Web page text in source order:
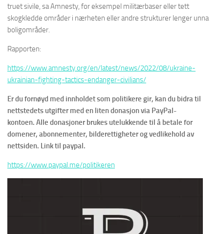
truet sivile, sa Amnesty, for eksempel militærbaser eller tett
skogkledde områder i nærheten eller andre strukturer lenger unna
boligområder.
Rapporten:
https://www.amnesty.org/en/latest/news/2022/08/ukraine-
ukrainian-fighting-tactics-endanger-civilians/
Er du fornøyd med innholdet som politikere gir, kan du bidra til
nettstedets utgifter med en liten donasjon via PayPal-
kontoen. Alle donasjoner brukes utelukkende til å betale for
domener, abonnementer, bilderettigheter og vedlikehold av
nettsiden. Link til paypal.
https://www.paypal.me/politikeren